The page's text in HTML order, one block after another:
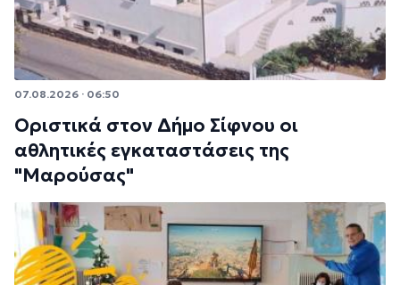
07.08.2026 · 06:50
Οριστικά στον Δήμο Σίφνου οι
αθλητικές εγκαταστάσεις της
"Μαρούσας"